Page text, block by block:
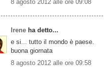
8 agosto 2012 alle ore 09:08
Irene ha detto...
e si... tutto il mondo è paese.
buona giornata
8 agosto 2012 alle ore 09:58